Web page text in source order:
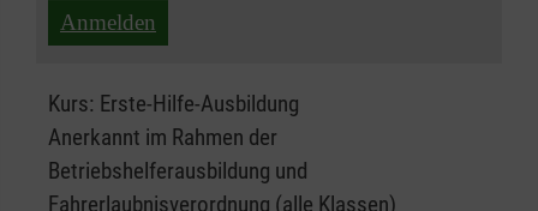
Anmelden
Kurs: Erste-Hilfe-Ausbildung
Anerkannt im Rahmen der
Betriebshelferausbildung und
Fahrerlaubnisverordnung (alle Klassen)